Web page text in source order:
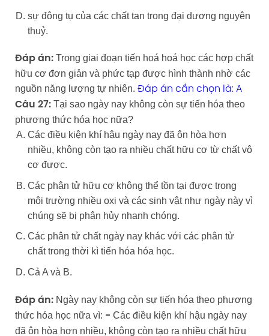
sự đông tụ của các chất tan trong đại dương nguyên
thuỷ.
Đáp án:Trong giai đoạn tiến hoá hoá học các hợp chất
hữu cơ đơn giản và phức tạp được hình thành nhờ các
nguồn năng lượng tự nhiên. Đáp án cần chọn là: A
Câu 27:Tại sao ngày nay không còn sự tiến hóa theo
phương thức hóa học nữa?
Các điều kiện khí hậu ngày nay đã ôn hòa hơn
nhiều, không còn tạo ra nhiều chất hữu cơ từ chất vô
cơ được.
Các phân tử hữu cơ không thể tồn tại được trong
môi trường nhiều oxi và các sinh vật như ngày này vì
chúng sẽ bị phân hủy nhanh chóng.
Các phân tử chất ngày nay khác với các phân tử
chất trong thời kì tiến hóa hóa học.
Cả A và B.
Đáp án:Ngày nay không còn sự tiến hóa theo phương
thức hóa học nữa vì: - Các điều kiện khí hậu ngày nay
đã ôn hòa hơn nhiều, không còn tạo ra nhiều chất hữu